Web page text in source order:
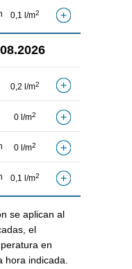
0,1 l/m2
0,2 l/m2
0 l/m2
0 l/m2
0,1 l/m2
se aplican al
el
en
hora indicada.